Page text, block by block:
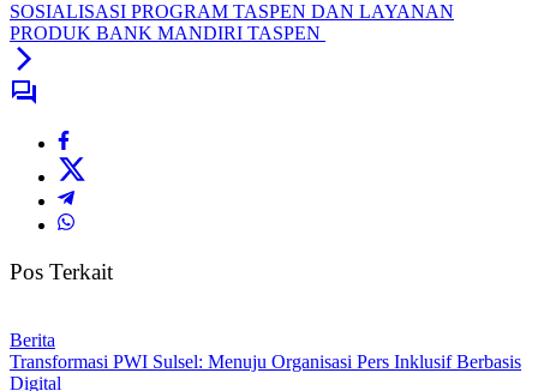
SOSIALISASI PROGRAM TASPEN DAN LAYANAN
PRODUK BANK MANDIRI TASPEN
Pos Terkait
Berita
Transformasi PWI Sulsel: Menuju Organisasi Pers Inklusif Berbasis
Digital